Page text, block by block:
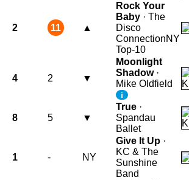
2 11 ▲
Rock Your
Baby · The
Disco
ConnectionNY
Top-10
4 2 ▼
Moonlight
Shadow·
Mike Oldfield
i
8 5 ▼
True ·
Spandau
Ballet
1 - NY
Give It Up ·
KC & The
Sunshine
Band